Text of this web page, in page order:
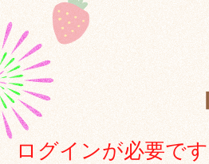
ログインが必要です